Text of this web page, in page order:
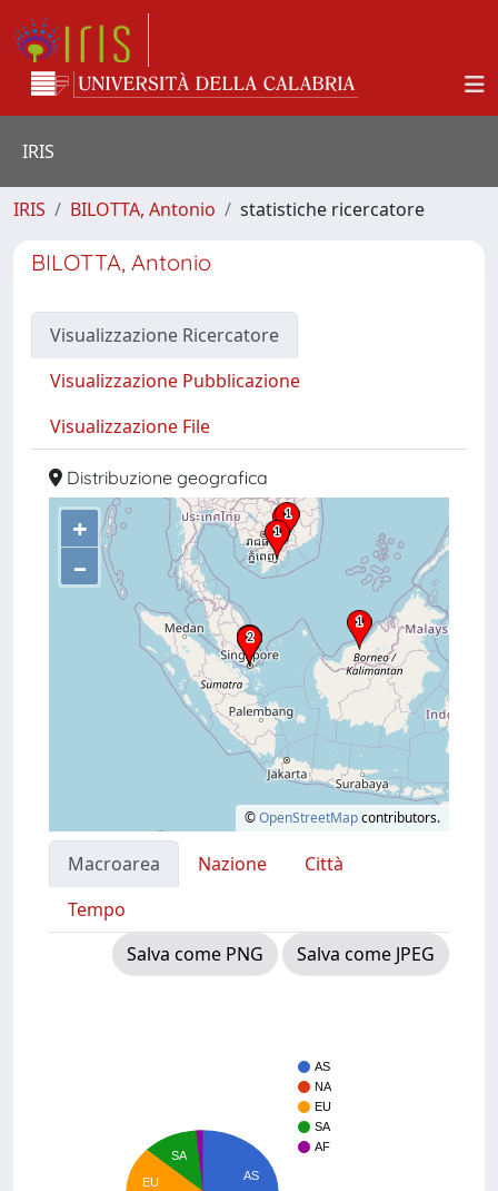
IRIS
IRIS BILOTTA, Antonio statistiche ricercatore
BILOTTA, Antonio
Visualizzazione Ricercatore
Visualizzazione Pubblicazione
Visualizzazione File
Distribuzione geografica
+
–
©OpenStreetMapcontributors.
Macroarea Nazione
Città
Tempo
Salva come PNG
Salva come JPEG
AS
NA
EU
SA
AF
AS
SA
EU